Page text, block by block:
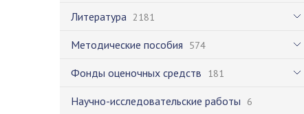
Литература 2181
Методические пособия 574
Фонды оценочных средств 181
Научно-исследовательские работы 6